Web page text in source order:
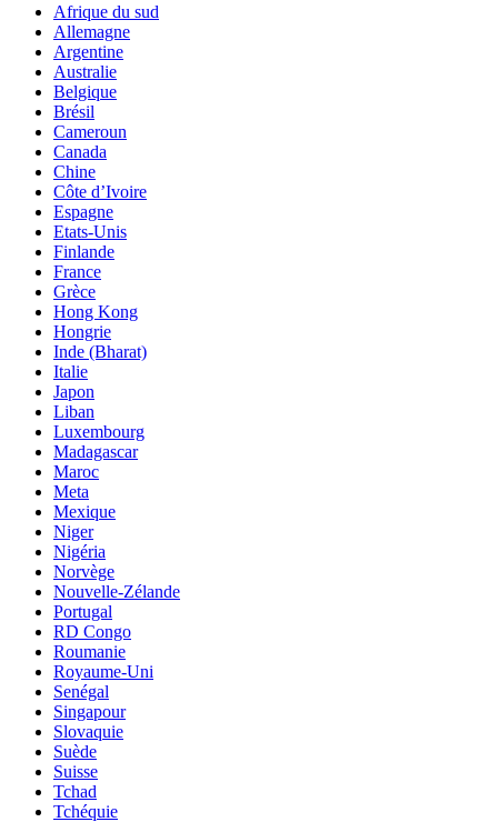
Afrique du sud
Allemagne
Argentine
Australie
Belgique
Brésil
Cameroun
Canada
Chine
Côte d’Ivoire
Espagne
Etats-Unis
Finlande
France
Grèce
Hong Kong
Hongrie
Inde (Bharat)
Italie
Japon
Liban
Luxembourg
Madagascar
Maroc
Meta
Mexique
Niger
Nigéria
Norvège
Nouvelle-Zélande
Portugal
RD Congo
Roumanie
Royaume-Uni
Senégal
Singapour
Slovaquie
Suède
Suisse
Tchad
Tchéquie